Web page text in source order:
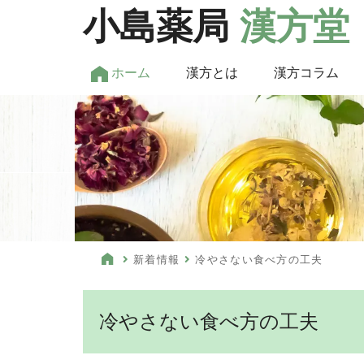
小島薬局 漢方堂
ホーム 漢方とは 漢方コラム
新着情報 冷やさない食べ方の工夫
冷やさない食べ方の工夫